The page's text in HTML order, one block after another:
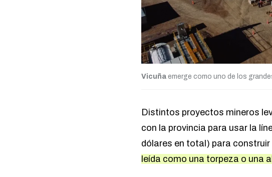
Vicuña emerge como uno de los
Distintos proyectos mineros
con la provincia para usar la
dólares en total) para construir
leída como una torpeza o una